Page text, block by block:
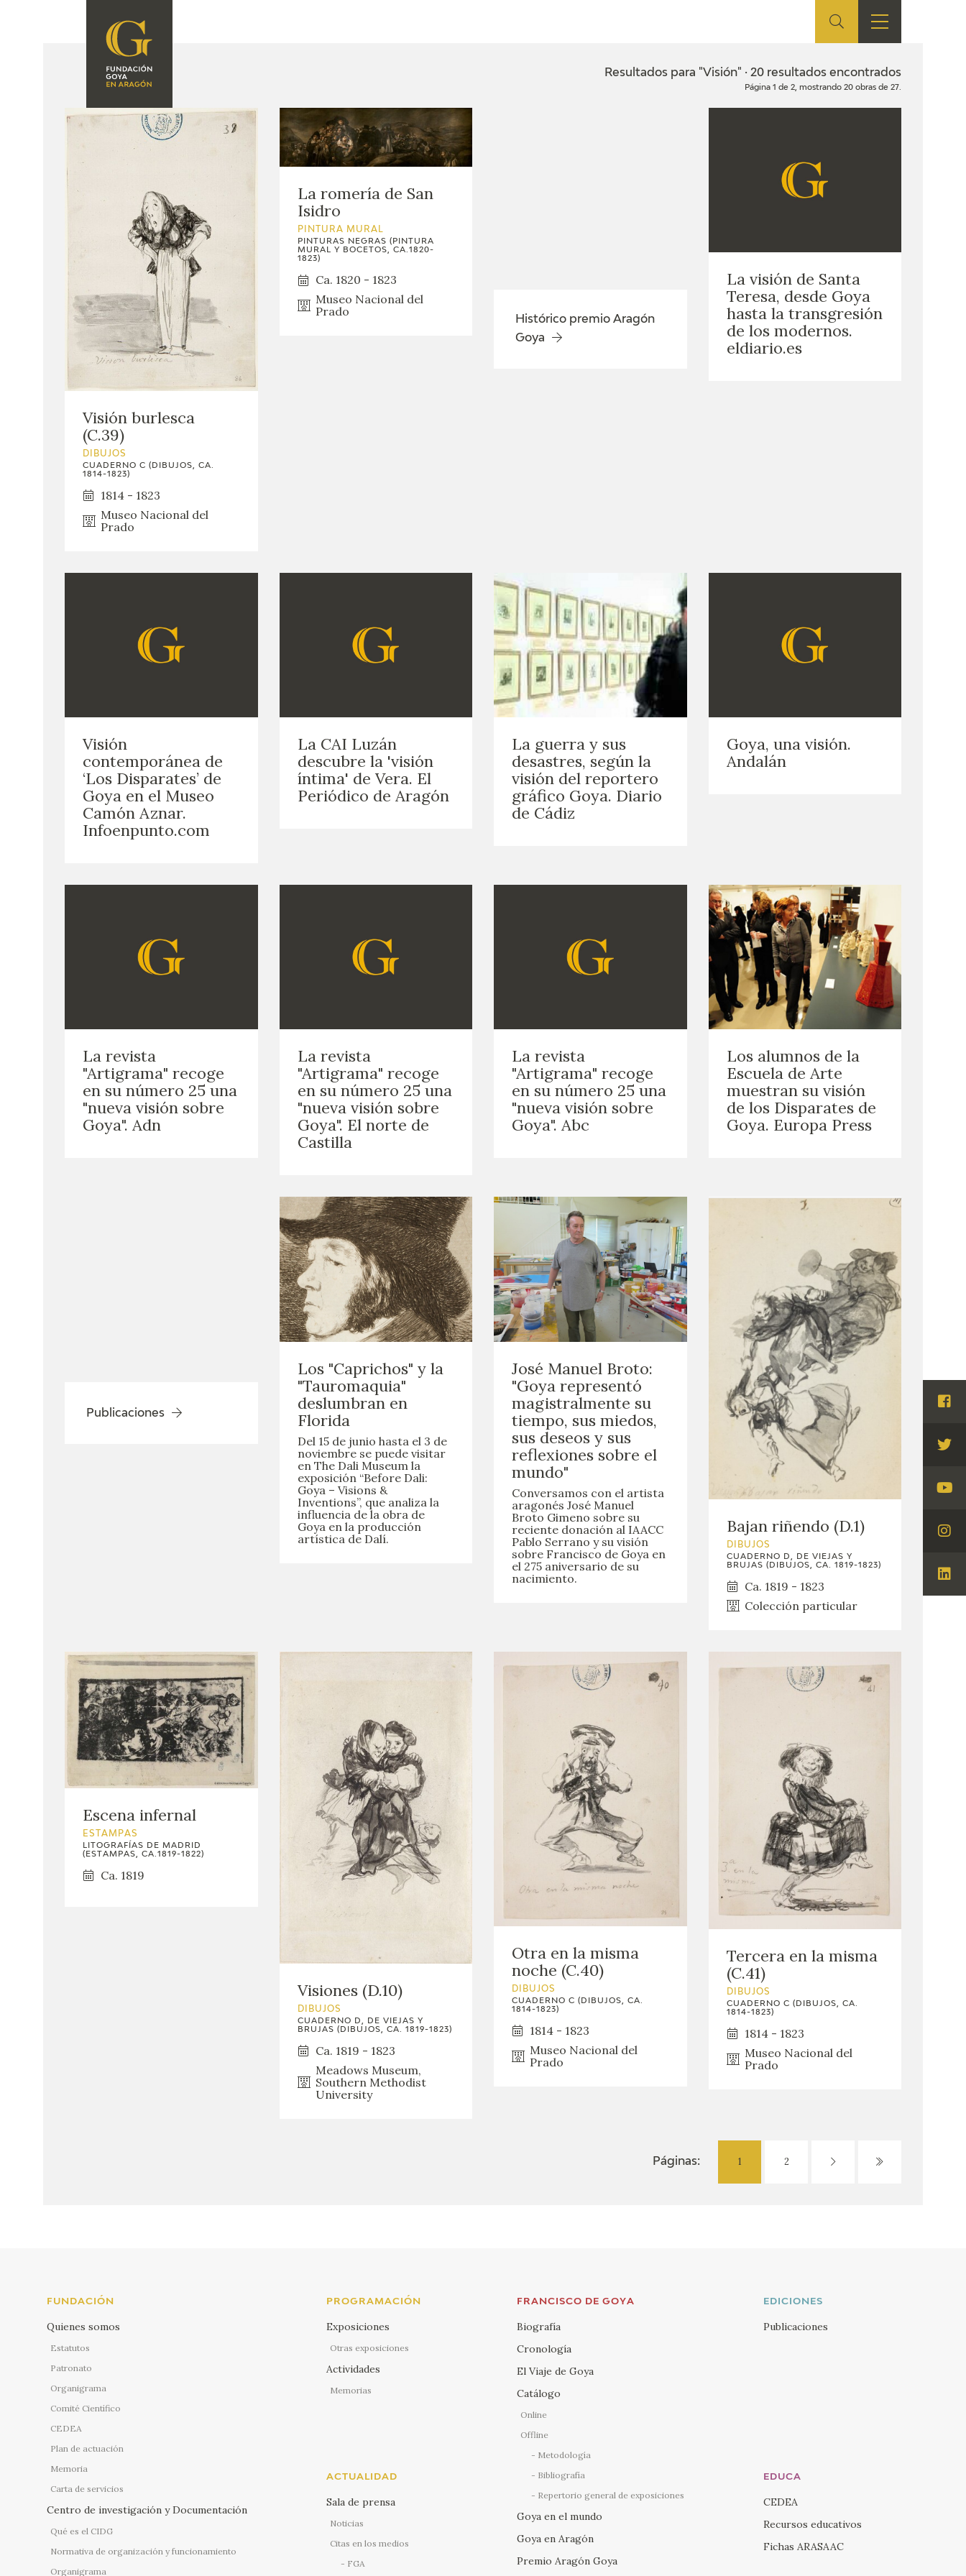
FUNDACIÓN
INVESTIGACIÓN Y
DOCUMENTACIÓN
CONTACTO
PRENSA
BLOG CUADERNO
ITALIANO
CRONOLOGÍA
EDICIONES TIENDA EDUCA
FICHAS ARASAAC
Resultados para "Visión" · 20 resultados encontrados
Página 1 de 2, mostrando 20 obras de 27.
Visión burlesca
(C.39)
DIBUJOS
CUADERNO C (DIBUJOS, CA.
1814-1823)
1814 - 1823
Museo Nacional del
Prado
La romería de San
Isidro
PINTURA MURAL
PINTURAS NEGRAS (PINTURA
MURAL Y BOCETOS, CA.1820-
1823)
Ca. 1820 - 1823
Museo Nacional del
Prado
Histórico premio Aragón
Goya
La visión de Santa
Teresa, desde Goya
hasta la transgresión
de los modernos.
eldiario.es
Visión
contemporánea de
‘Los Disparates’ de
Goya en el Museo
Camón Aznar.
Infoenpunto.com
La CAI Luzán
descubre la 'visión
íntima' de Vera. El
Periódico de Aragón
La guerra y sus
desastres, según la
visión del reportero
gráfico Goya. Diario
de Cádiz
Goya, una visión.
Andalán
La revista
"Artigrama" recoge
en su número 25 una
"nueva visión sobre
Goya". Adn
La revista
"Artigrama" recoge
en su número 25 una
"nueva visión sobre
Goya". El norte de
Castilla
La revista
"Artigrama" recoge
en su número 25 una
"nueva visión sobre
Goya". Abc
Los alumnos de la
Escuela de Arte
muestran su visión
de los Disparates de
Goya. Europa Press
Publicaciones
Los "Caprichos" y la
"Tauromaquia"
deslumbran en
Florida
Del 15 de junio hasta el 3 de
noviembre se puede visitar
en The Dali Museum la
exposición “Before Dali:
Goya – Visions &
Inventions”, que analiza la
influencia de la obra de
Goya en la producción
artística de Dalí.
José Manuel Broto:
"Goya representó
magistralmente su
tiempo, sus miedos,
sus deseos y sus
reflexiones sobre el
mundo"
Conversamos con el artista
aragonés José Manuel
Broto Gimeno sobre su
reciente donación al IAACC
Pablo Serrano y su visión
sobre Francisco de Goya en
el 275 aniversario de su
nacimiento.
Bajan riñendo (D.1)
DIBUJOS
CUADERNO D, DE VIEJAS Y
BRUJAS (DIBUJOS, CA. 1819-1823)
Ca. 1819 - 1823
Colección particular
Escena infernal
ESTAMPAS
LITOGRAFÍAS DE MADRID
(ESTAMPAS, CA.1819-1822)
Ca. 1819
Visiones (D.10)
DIBUJOS
CUADERNO D, DE VIEJAS Y
BRUJAS (DIBUJOS, CA. 1819-1823)
Ca. 1819 - 1823
Meadows Museum,
Southern Methodist
University
Otra en la misma
noche (C.40)
DIBUJOS
CUADERNO C (DIBUJOS, CA.
1814-1823)
1814 - 1823
Museo Nacional del
Prado
Tercera en la misma
(C.41)
DIBUJOS
CUADERNO C (DIBUJOS, CA.
1814-1823)
1814 - 1823
Museo Nacional del
Prado
Páginas: 1 2
FUNDACIÓN
Quienes somos
Estatutos
Patronato
Organigrama
Comité Científico
CEDEA
Plan de actuación
Memoria
Carta de servicios
Centro de investigación y Documentación
Qué es el CIDG
Normativa de organización y funcionamiento
Organigrama
PROGRAMACIÓN
Exposiciones
Otras exposiciones
Actividades
Memorias
ACTUALIDAD
Sala de prensa
Noticias
Citas en los medios
FGA
FRANCISCO DE GOYA
Biografía
Cronología
El Viaje de Goya
Catálogo
Online
Offline
Metodología
Bibliografía
Repertorio general de exposiciones
Goya en el mundo
Goya en Aragón
Premio Aragón Goya
EDICIONES
Publicaciones
EDUCA
CEDEA
Recursos educativos
Fichas ARASAAC